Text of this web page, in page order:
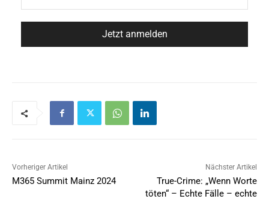
Vorheriger Artikel
M365 Summit Mainz 2024
Nächster Artikel
True-Crime: „Wenn Worte
töten“ – Echte Fälle – echte